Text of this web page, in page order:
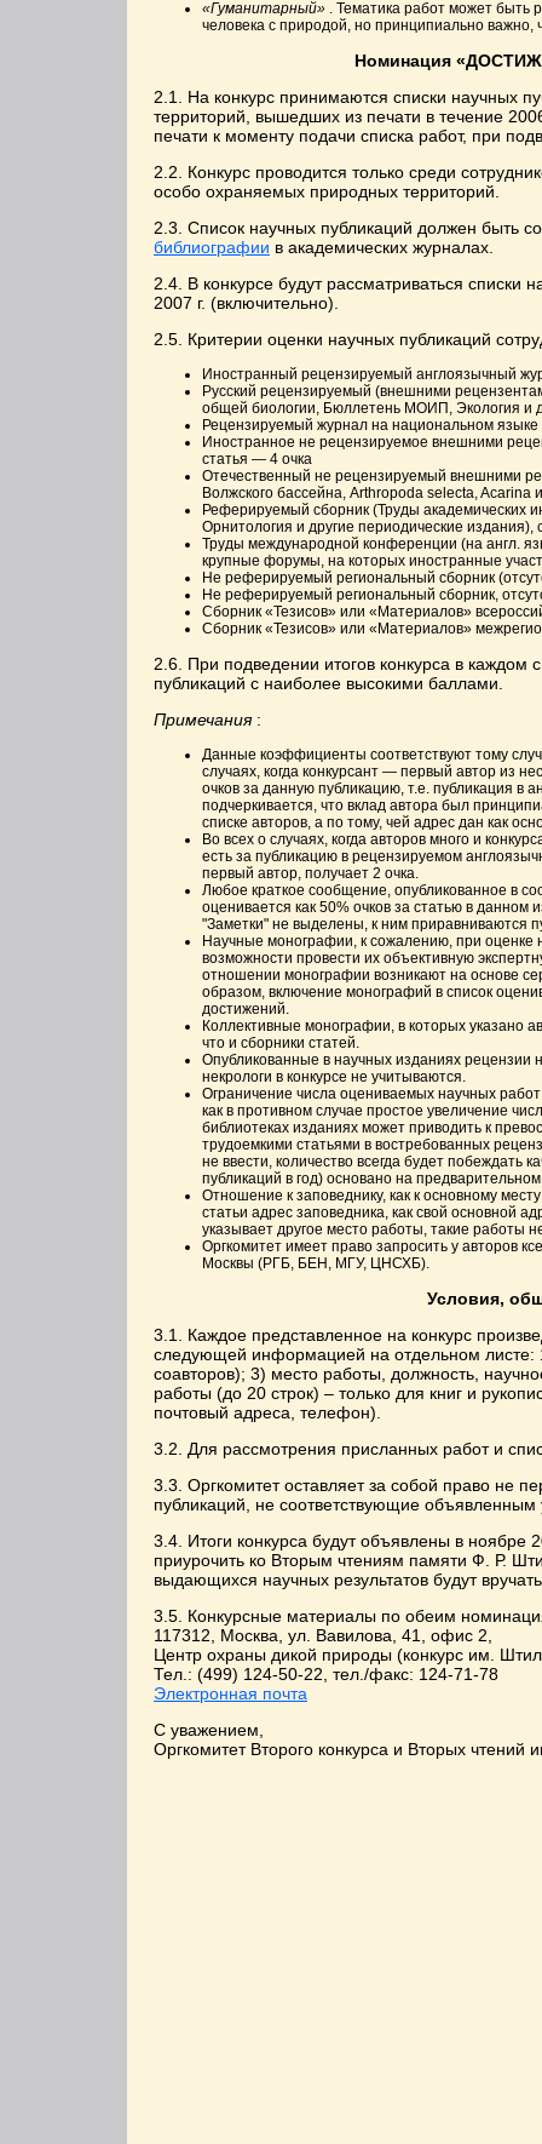
«Гуманитарный» . Тематика работ может быть
человека с природой, но принципиально важно,
Номинация
2.1. На конкурс принимаются списки научных
территорий, вышедших из печати в течение
печати к моменту подачи списка работ, при
2.2. Конкурс проводится только среди
особо охраняемых природных территорий.
2.3. Список научных публикаций должен быть
библиографии в академических журналах.
2.4. В конкурсе будут рассматриваться списки
2007 г. (включительно).
2.5. Критерии оценки научных публикаций
Иностранный рецензируемый англоязычный
Русский рецензируемый (внешними
общей биологии, Бюллетень МОИП, Экология и
Рецензируемый журнал на национальном
Иностранное не рецензируемое внешними
статья — 4 очка
Отечественный не рецензируемый внешними
Волжского бассейна, Arthropoda selecta,
Реферируемый сборник (Труды академических
Орнитология и другие периодические издания),
Труды международной конференции (на англ.
крупные форумы, на которых иностранные
Не реферируемый региональный сборник
Не реферируемый региональный сборник,
Сборник «Тезисов» или «Материалов»
Сборник «Тезисов» или «Материалов»
2.6. При подведении итогов конкурса в каждом
публикаций с наиболее высокими баллами.
Примечания :
Данные коэффициенты соответствуют тому
случаях, когда конкурсант — первый автор из
очков за данную публикацию, т.е. публикация в
подчеркивается, что вклад автора был
списке авторов, а по тому, чей адрес дан как
Во всех о случаях, когда авторов много и
есть за публикацию в рецензируемом
первый автор, получает 2 очка.
Любое краткое сообщение, опубликованное в
оценивается как 50% очков за статью в
"Заметки" не выделены, к ним приравниваются
Научные монографии, к сожалению, при оценке
возможности провести их объективную
отношении монографии возникают на основе
образом, включение монографий в список
достижений.
Коллективные монографии, в которых указано
что и сборники статей.
Опубликованные в научных изданиях рецензии
некрологи в конкурсе не учитываются.
Ограничение числа оцениваемых научных работ
как в противном случае простое увеличение
библиотеках изданиях может приводить к
трудоемкими статьями в востребованных
не ввести, количество всегда будет побеждать
публикаций в год) основано на
Отношение к заповеднику, как к основному
статьи адрес заповедника, как свой основной
указывает другое место работы, такие работы
Оргкомитет имеет право запросить у авторов
Москвы (РГБ, БЕН, МГУ, ЦНСХБ).
Условия,
3.1. Каждое представленное на конкурс
следующей информацией на отдельном листе:
соавторов); 3) место работы, должность,
работы (до 20 строк) – только для книг и
почтовый адреса, телефон).
3.2. Для рассмотрения присланных работ и
3.3. Оргкомитет оставляет за собой право не
публикаций, не соответствующие объявленным
3.4. Итоги конкурса будут объявлены в ноябре
приурочить ко Вторым чтениям памяти Ф. Р.
выдающихся научных результатов будут
3.5. Конкурсные материалы по обеим
117312, Москва, ул. Вавилова, 41, офис 2,
Центр охраны дикой природы (конкурс им.
Тел.: (499) 124-50-22 , тел./факс: 124-71-78
Электронная почта
С уважением,
Оргкомитет Второго конкурса и Вторых